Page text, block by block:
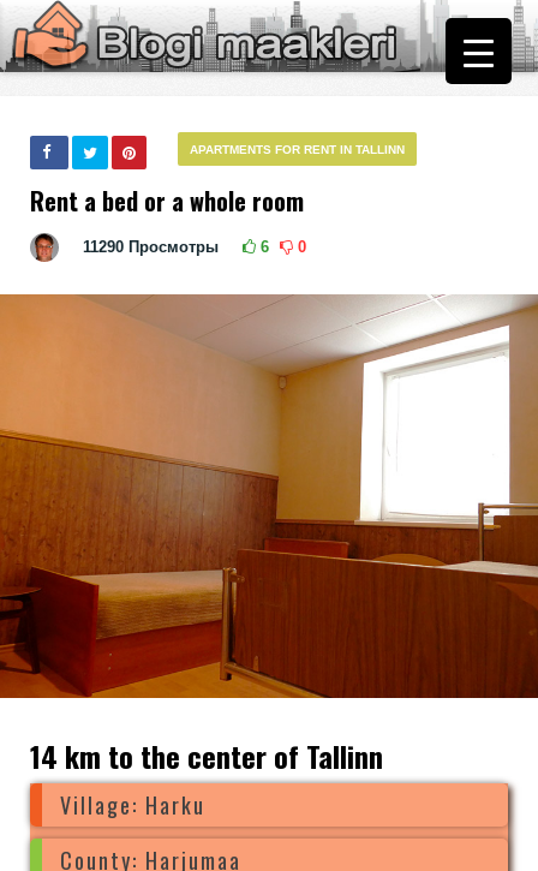
АPARTMENTS FOR RENT IN TALLINN
Rent a bed or a whole room
11290 Просмотры 6 0
14 km to the center of Tallinn
Village: Harku
County: Harjumaa